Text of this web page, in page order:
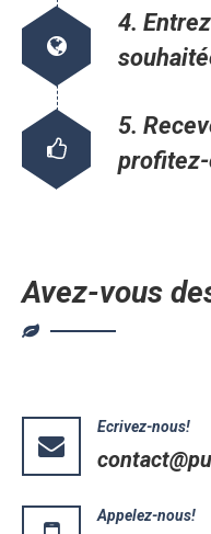
4.
5.
Avez-vous
Ecrivez-nous!
Appelez-nous!